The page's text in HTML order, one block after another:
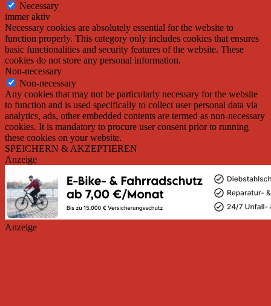
Necessary
immer aktiv
Necessary cookies are absolutely essential for the website to
function properly. This category only includes cookies that ensures
basic functionalities and security features of the website. These
cookies do not store any personal information.
Non-necessary
Non-necessary
Any cookies that may not be particularly necessary for the website
to function and is used specifically to collect user personal data via
analytics, ads, other embedded contents are termed as non-necessary
cookies. It is mandatory to procure user consent prior to running
these cookies on your website.
SPEICHERN & AKZEPTIEREN
Anzeige
Anzeige